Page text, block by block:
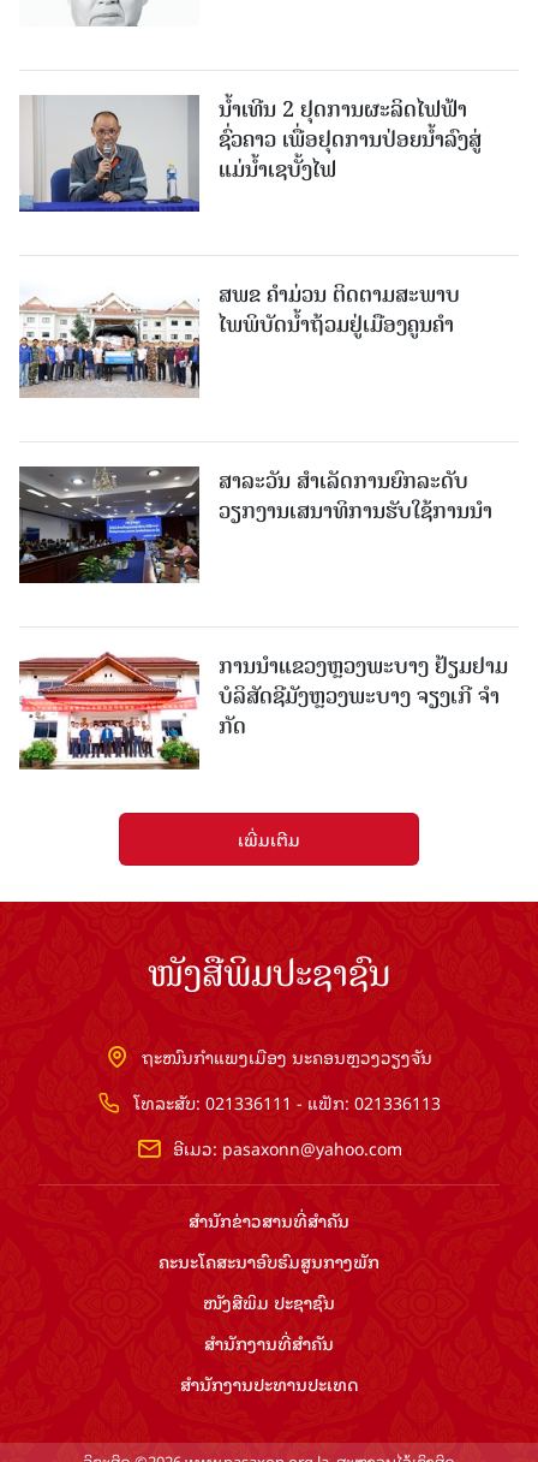
ນໍ້າເທີນ 2 ຢຸດການຜະລິດໄຟຟ້າ
ຊົ່ວຄາວ ເພື່ອຢຸດການປ່ອຍນໍ້າລົງສູ່
ແມ່ນໍ້າເຊບັ້ງໄຟ
ສ​ພ​ຂ ຄໍາມ່ວນ ຕິດຕາມສະພາບ
ໄພພິບັດນໍ້າຖ້ວມຢູ່ເມືອງຄູນຄໍາ
ສາລະວັນ ສໍາເລັດການຍົກລະດັບ
ວຽກງານເສນາທິການຮັບໃຊ້ການນໍາ
ການນຳແຂວງຫຼວງພະບາງ ຢ້ຽມ​ຢາມ
ບໍ​ລິ​ສັດຊີມັງຫຼວງພະບາງ ຈຽງເກີ ຈໍາ
ກັດ
ເພີ່ມເຕີມ
ໜັງສືພິມປະຊາຊົນ
ຖະໜົນກຳແພງເມືອງ ນະຄອນຫຼວງວຽງຈັນ
ໂທລະສັບ: 021336111 - ແຟັກ: 021336113
ອີເມວ: pasaxonn@yahoo.com
ສຳ​ນັກ​ຂ່າວ​ສານ​ທີ່​ສຳ​ຄັນ​
ຄະນະໂຄສະນາອົບຮົມ​ສູນ​ກາງ​ພັກ
ໜັງສືພິມ ປະ​ຊາ​ຊົນ
ສຳ​ນັກ​ງານ​ທີ່​ສຳ​ຄັນ
ສຳ​ນັກ​ງານ​ປະ​ທານ​ປະ​ເທດ